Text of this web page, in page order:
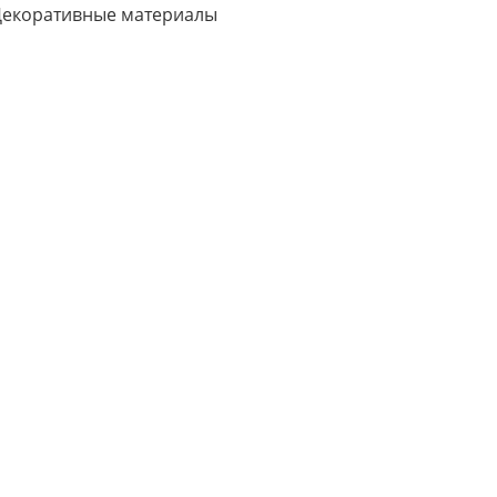
материалы